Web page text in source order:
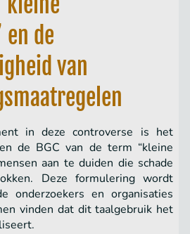
de
van
in deze controverse is het
de BGC van de term “kleine
aan te duiden die schade
Deze formulering wordt
onderzoekers en organisaties
vinden dat dit taalgebruik het